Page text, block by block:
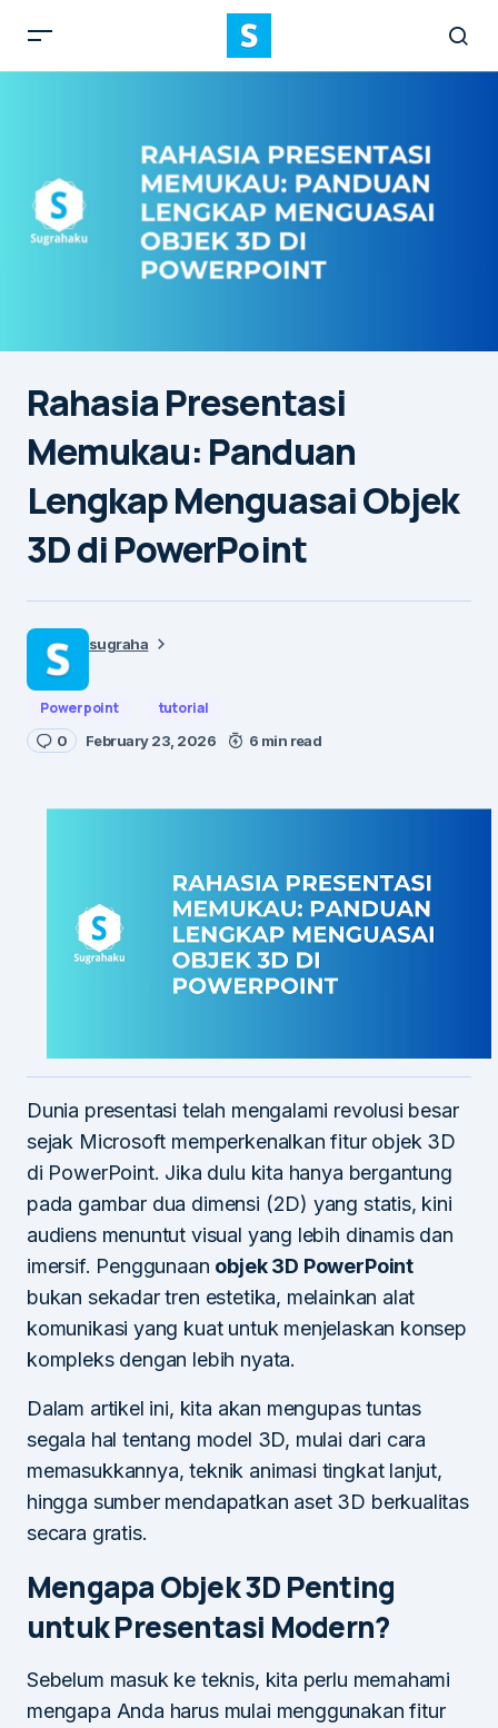
Rahasia Presentasi
Memukau: Panduan
Lengkap Menguasai Objek
3D di PowerPoint
sugraha
Powerpoint tutorial
0 February 23, 2026 6 min read
Dunia presentasi telah mengalami revolusi besar
sejak Microsoft memperkenalkan fitur objek 3D
di PowerPoint. Jika dulu kita hanya bergantung
pada gambar dua dimensi (2D) yang statis, kini
audiens menuntut visual yang lebih dinamis dan
imersif. Penggunaan objek 3D PowerPoint
bukan sekadar tren estetika, melainkan alat
komunikasi yang kuat untuk menjelaskan konsep
kompleks dengan lebih nyata.
Dalam artikel ini, kita akan mengupas tuntas
segala hal tentang model 3D, mulai dari cara
memasukkannya, teknik animasi tingkat lanjut,
hingga sumber mendapatkan aset 3D berkualitas
secara gratis.
Mengapa Objek 3D Penting
untuk Presentasi Modern?
Sebelum masuk ke teknis, kita perlu memahami
mengapa Anda harus mulai menggunakan fitur